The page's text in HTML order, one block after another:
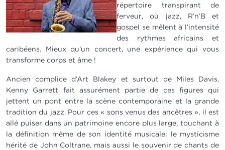
répertoire transpirant de
ferveur, où jazz, R’n’B et
gospel se mêlent à l’intensité
des rythmes africains et
caribéens. Mieux qu’un concert, une expérience qui vous
transforme corps et âme !
Ancien complice d’Art Blakey et surtout de Miles Davis,
Kenny Garrett fait assurément partie de ces figures qui
jettent un pont entre la scène contemporaine et la grande
tradition du jazz. Pour ces « sons venus des ancêtres », il est
allé puiser dans un patrimoine encore plus large, touchant à
la définition même de son identité musicale: le mysticisme
hérité de John Coltrane, mais aussi le souvenir de chants de